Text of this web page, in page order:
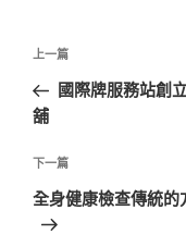
文
導
覽
上
一
篇
章
上一篇
國際牌服務站創
舖
下
一
篇
下一篇
全身健康檢查傳統